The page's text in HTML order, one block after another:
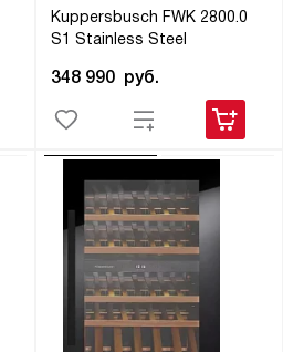
Kuppersbusch FWK 2800.0
S1 Stainless Steel
348 990 руб.